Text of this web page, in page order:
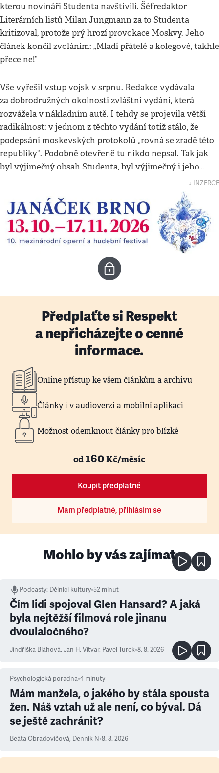
kterou novináři Studenta navštívili. Šéfredaktor
Literárních listů Milan Jungmann za to Studenta
kritizoval, protože prý hrozí provokace Moskvy. Jeho
článek končil zvoláním: „Mladí přátelé a kolegové, takhle
přece ne!“
Vše vyřešil vstup vojsk v srpnu. Redakce vydávala
za dobrodružných okolností zvláštní vydání, která
rozvážela v nákladním autě. I tehdy se projevila větší
radikálnost: v jednom z těchto vydání totiž stálo, že
podepsání moskevských protokolů „rovná se zradě této
republiky“. Podobně otevřeně tu nikdo nepsal. Tak jak
byl výjimečný obsah Studenta, byl výjimečný i jeho…
↓ INZERCE
Předplaťte si Respekt
a nepřicházejte o cenné
informace.
Online přístup ke všem článkům a archivu
Články i v audioverzi a mobilní aplikaci
Možnost odemknout články pro blízké
od160Kč/měsíc
Koupit předplatné
Mám předplatné, přihlásím se
Mohlo by vás zajímat
Podcasty: Dělníci kultury•52 minut
Čím lidi spojoval Glen Hansard? A jaká
byla nejtěžší filmová role jinanu
dvoulaločného?
Jindřiška Bláhová, Jan H. Vitvar, Pavel Turek•8. 8. 2026
Psychologická poradna•4 minuty
Mám manžela, o jakého by stála spousta
žen. Náš vztah už ale není, co býval. Dá
se ještě zachránit?
Beáta Obradovičová, Denník N•8. 8. 2026